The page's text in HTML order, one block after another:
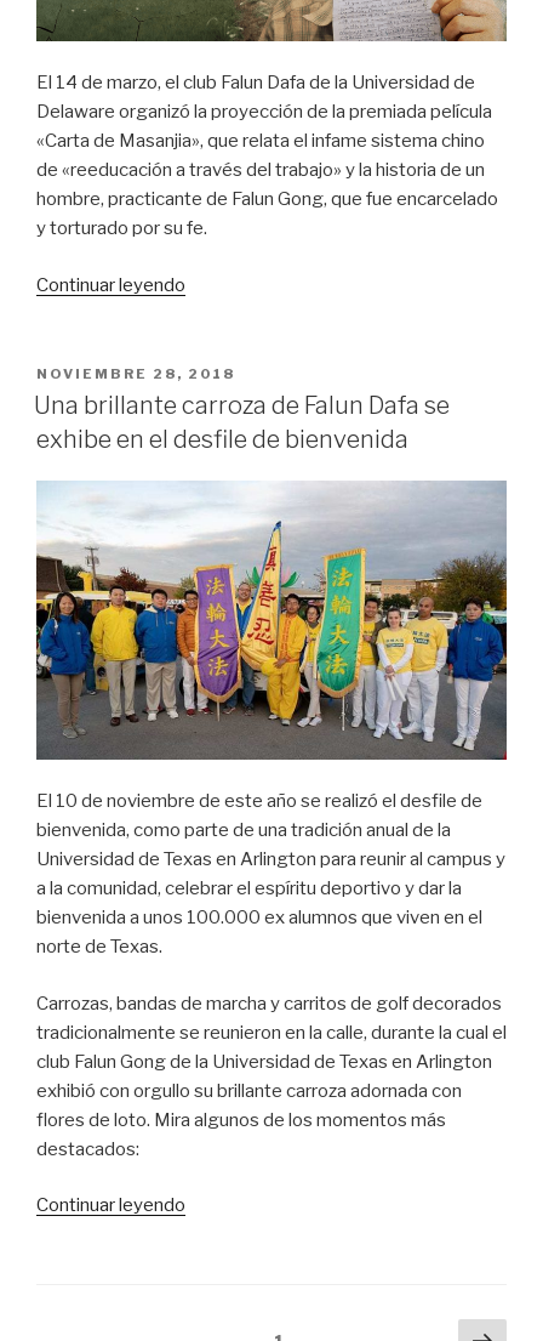
El 14 de marzo, el club Falun Dafa de la Universidad de
Delaware organizó la proyección de la premiada película
«Carta de Masanjia», que relata el infame sistema chino
de «reeducación a través del trabajo» y la historia de un
hombre, practicante de Falun Gong, que fue encarcelado
y torturado por su fe.
Continuar leyendo
humanos
en
la
de
Delaware»
PUBLICADO
EL
NOVIEMBRE 28, 2018
Una brillante carroza de Falun Dafa se
exhibe en el desfile de bienvenida
El 10 de noviembre de este año se realizó el desfile de
bienvenida, como parte de una tradición anual de la
Universidad de Texas en Arlington para reunir al campus y
a la comunidad, celebrar el espíritu deportivo y dar la
bienvenida a unos 100.000 ex alumnos que viven en el
norte de Texas.
Carrozas, bandas de marcha y carritos de golf decorados
tradicionalmente se reunieron en la calle, durante la cual el
club Falun Gong de la Universidad de Texas en Arlington
exhibió con orgullo su brillante carroza adornada con
flores de loto. Mira algunos de los momentos más
destacados:
Continuar leyendo